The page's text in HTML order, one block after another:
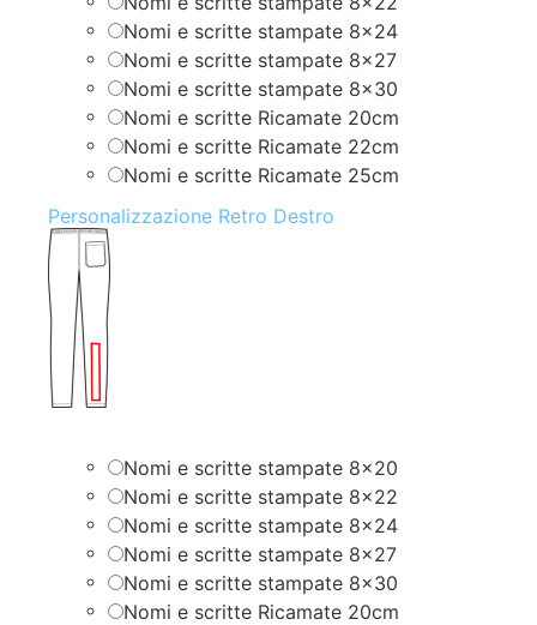
Nomi e scritte stampate 8×24
Nomi e scritte stampate 8×27
Nomi e scritte stampate 8×30
Nomi e scritte Ricamate 20cm
Nomi e scritte Ricamate 22cm
Nomi e scritte Ricamate 25cm
Personalizzazione Retro Destro
Nomi e scritte stampate 8×20
Nomi e scritte stampate 8×22
Nomi e scritte stampate 8×24
Nomi e scritte stampate 8×27
Nomi e scritte stampate 8×30
Nomi e scritte Ricamate 20cm